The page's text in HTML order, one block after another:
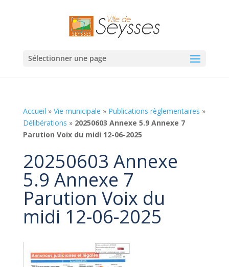
Sélectionner une page
Accueil » Vie municipale » Publications règlementaires »
Délibérations » 20250603 Annexe 5.9 Annexe 7
Parution Voix du midi 12-06-2025
20250603 Annexe
5.9 Annexe 7
Parution Voix du
midi 12-06-2025